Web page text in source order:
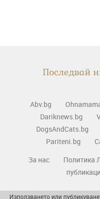
Последвай
Abv.bg
Dariknews.bg
DogsAndCats.bg
Pariteni.bg
За нас
Политика
Използването или